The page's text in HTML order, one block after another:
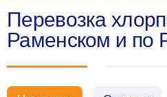
Перевозка
Раменском и по